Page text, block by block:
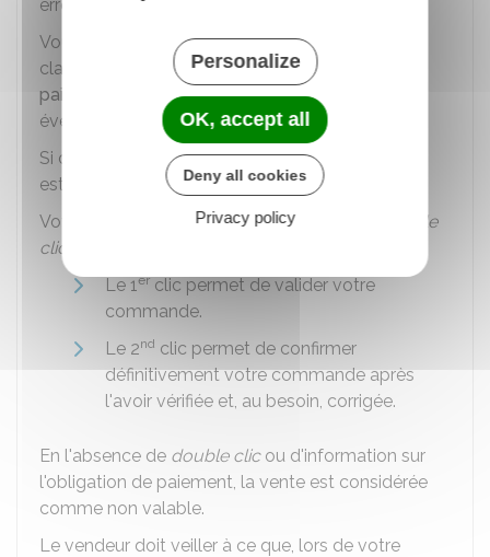
erreurs, avant de la confirmer.
Vous devez avoir également été informé
clairement et lisiblement desmoyens de
paiement
acceptés par le vendeur et des
éventuelles restrictions de livraison.
Si ces règles n'ont pas été respectées, le contrat
est considéré comme non valable.
Votre consentement se matérialise par un
double
clic
Le 1er clic permet de valider votre
commande.
Le 2nd clic permet de confirmer
définitivement votre commande après
l'avoir vérifiée et, au besoin, corrigée.
En l'absence de double clicou d'information sur
l'obligation de paiement, la vente est considérée
comme non valable.
Le vendeur doit veiller à ce que, lors de votre
Personalize
OK, accept all
Deny all cookies
Privacy policy